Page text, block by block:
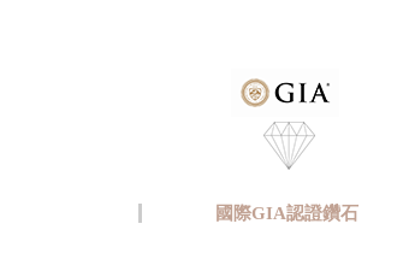
國際GIA認證鑽石